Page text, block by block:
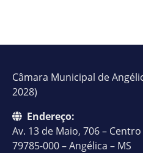
Câmara Municipal de
2028)
Endereço:
Av. 13 de Maio, 706 –
79785-000 – Angélica – MS